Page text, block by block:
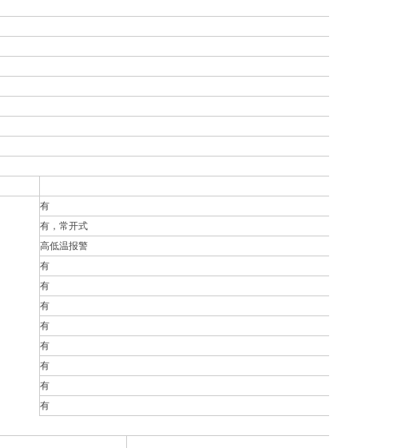
有
有，常开式
高低温报警
有
有
有
有
有
有
有
有